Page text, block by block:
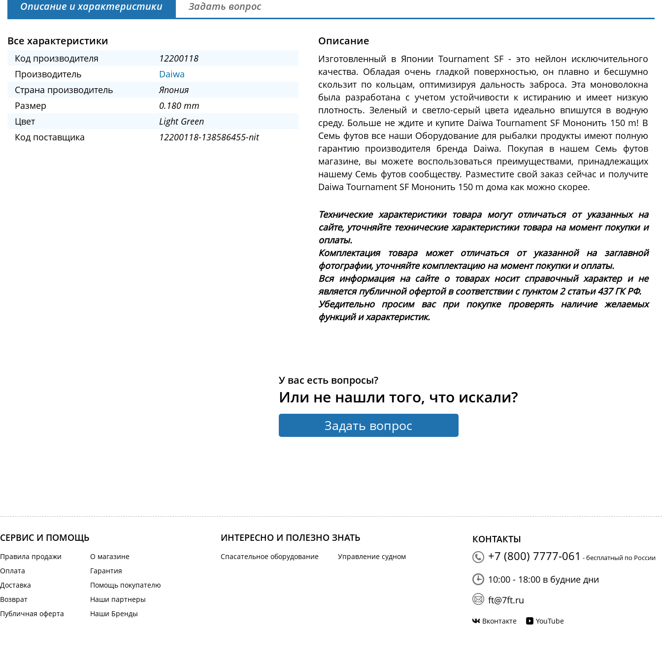
Описание и характеристики Задать вопрос
Все характеристики
Код производителя
12200118
Производитель
Daiwa
Страна производитель
Япония
Размер
0.180 mm
Цвет
Light Green
Код поставщика
12200118-138586455-nit
Описание
Изготовленный в Японии Tournament SF - это нейлон исключительного
качества. Обладая очень гладкой поверхностью, он плавно и бесшумно
скользит по кольцам, оптимизируя дальность заброса. Эта моноволокна
была разработана с учетом устойчивости к истиранию и имеет низкую
плотность. Зеленый и светло-серый цвета идеально впишутся в водную
среду. Больше не ждите и купите Daiwa Tournament SF Мононить 150 m! В
Семь футов все наши Оборудование для рыбалки продукты имеют полную
гарантию производителя бренда Daiwa. Покупая в нашем Семь футов
магазине, вы можете воспользоваться преимуществами, принадлежащих
нашему Семь футов сообществу. Разместите свой заказ сейчас и получите
Daiwa Tournament SF Мононить 150 m дома как можно скорее.
Технические характеристики товара могут отличаться от указанных на
сайте, уточняйте технические характеристики товара на момент покупки и
оплаты.
Комплектация товара может отличаться от указанной на заглавной
фотографии, уточняйте комплектацию на момент покупки и оплаты.
Вся информация на сайте о товарах носит справочный характер и не
является публичной офертой в соответствии с пунктом 2 статьи 437 ГК РФ.
Убедительно просим вас при покупке проверять наличие желаемых
функций и характеристик.
У вас есть вопросы?
Или не нашли того, что искали?
Задать вопрос
СЕРВИС И ПОМОЩЬ
Правила продажи
Оплата
Доставка
Возврат
Публичная оферта
О магазине
Гарантия
Помощь покупателю
Наши партнеры
Наши Бренды
ИНТЕРЕСНО И ПОЛЕЗНО ЗНАТЬ
Спасательное оборудование Управление судном
КОНТАКТЫ
+7 (800) 7777-061 - бесплатный по России
10:00 - 18:00 в будние дни
ft@7ft.ru
Вконтакте YouTube